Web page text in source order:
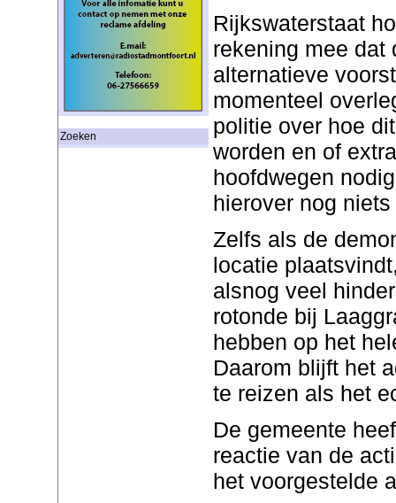
Zoeken
Rijkswaterstaat
rekening mee dat
alternatieve
momenteel
politie over hoe
worden en of
hoofdwegen
hierover nog
Zelfs als de
locatie
alsnog veel
rotonde bij
hebben op het
Daarom blijft het
te reizen als het
De gemeente
reactie van de
het voorgestelde